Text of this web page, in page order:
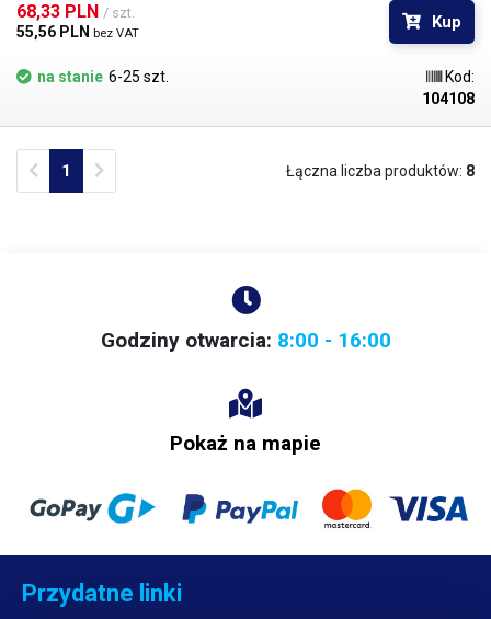
elektrycznym, zarówno jednofazowym, jak i trójfazowym. Wystarczy
zbliżyć detektor do źródła napięcia AC, a w zależności od zakresu
rozlegnie się dźwięk brzęczyka.
Bezdotykowe wykrywanie
68,33 PLN / szt.
55,56 PLN bez VAT
Kup
na stanie 6-25 szt.
Kod:
104108
Previous
1 Łączna liczba produktów: 8
Godziny otwarcia: 8:00 - 16:00
Pokaż na mapie
Przydatne linki